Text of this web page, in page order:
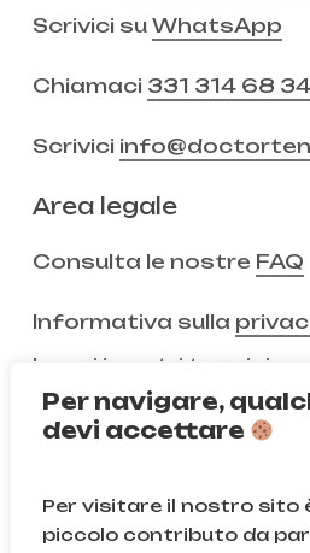
Per navigare,
devi accettare
Per visitare il nostro sito
piccolo contributo da
Scrivici suWhatsApp
Chiamaci 331 314 68 34
Scrivici
Area legale
Consulta le nostre FAQ
Informativa sulla
Leggi i nostri termini e
Instagram